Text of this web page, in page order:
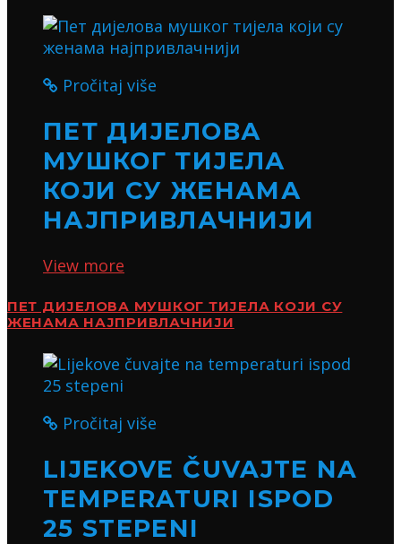
Pročitaj više
ПЕТ ДИЈЕЛОВА
МУШКОГ ТИЈЕЛА
КОЈИ СУ ЖЕНАМА
НАЈПРИВЛАЧНИЈИ
View more
ПЕТ ДИЈЕЛОВА МУШКОГ ТИЈЕЛА КОЈИ СУ
ЖЕНАМА НАЈПРИВЛАЧНИЈИ
Pročitaj više
LIJEKOVE ČUVAJTE NA
TEMPERATURI ISPOD
25 STEPENI